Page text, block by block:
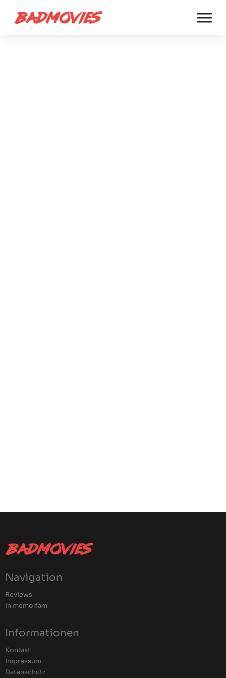
Navigation
Reviews
In memoriam
Informationen
Kontakt
Impressum
Datenschutz